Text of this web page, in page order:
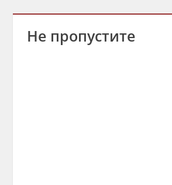
Не пропустите